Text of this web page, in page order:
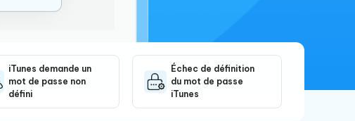
iTunes demande un
mot de passe non
défini
Échec de définition
du mot de passe
iTunes